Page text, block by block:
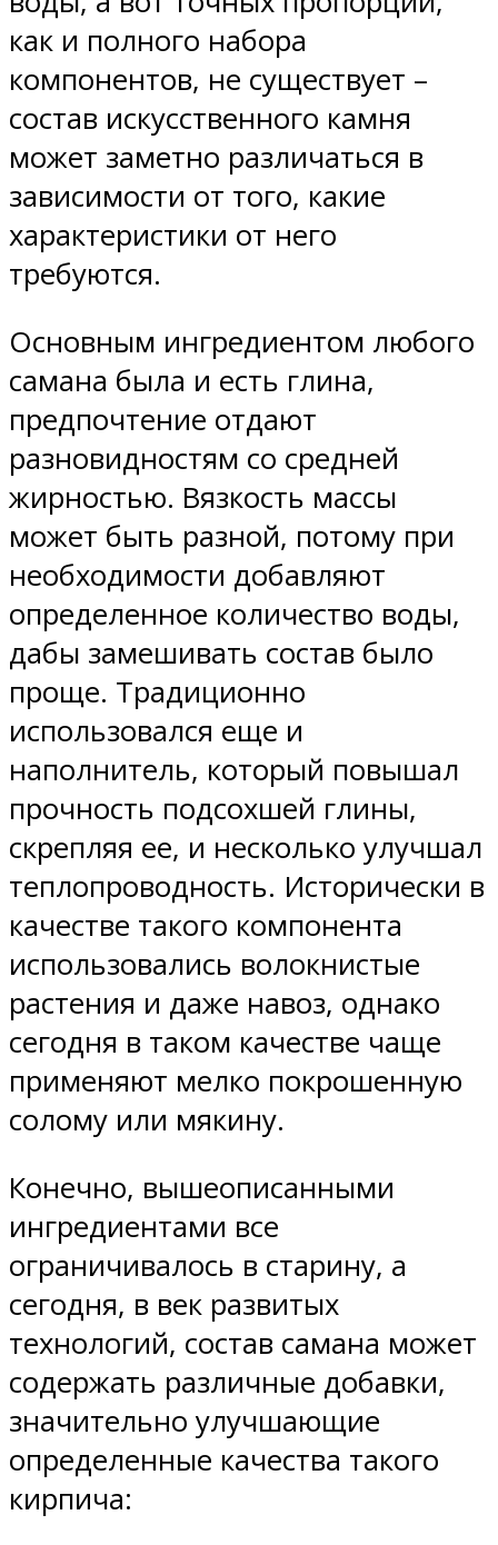
как и полного набора
компонентов, не существует –
состав искусственного камня
может заметно различаться в
зависимости от того, какие
характеристики от него
требуются.
Основным ингредиентом любого
самана была и есть глина,
предпочтение отдают
разновидностям со средней
жирностью. Вязкость массы
может быть разной, потому при
необходимости добавляют
определенное количество воды,
дабы замешивать состав было
проще. Традиционно
использовался еще и
наполнитель, который повышал
прочность подсохшей глины,
скрепляя ее, и несколько улучшал
теплопроводность. Исторически в
качестве такого компонента
использовались волокнистые
растения и даже навоз, однако
сегодня в таком качестве чаще
применяют мелко покрошенную
солому или мякину.
Конечно, вышеописанными
ингредиентами все
ограничивалось в старину, а
сегодня, в век развитых
технологий, состав самана может
содержать различные добавки,
значительно улучшающие
определенные качества такого
кирпича: